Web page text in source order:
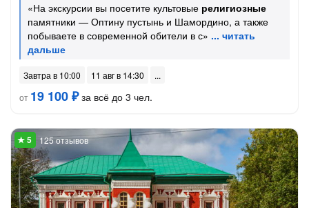
«На экскурсии вы посетите культовые религиозные
памятники — Оптину пустынь и Шамордино, а также
побываете в современной обители в с»
Завтра в 10:00
11 авг в 14:30
от 19 100 ₽за всё до 3 чел.
125 отзывов